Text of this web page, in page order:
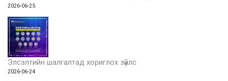
2026-06-25
Элсэлтийн шалгалтад хориглох зүйлс
2026-06-24